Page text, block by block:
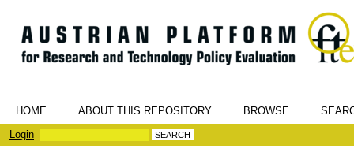
HOME ABOUT THIS REPOSITORY BROWSE
Login